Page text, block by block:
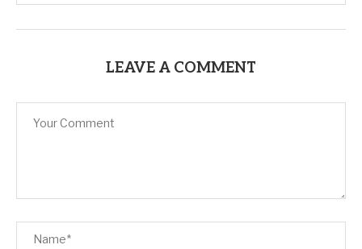
LEAVE A COMMENT